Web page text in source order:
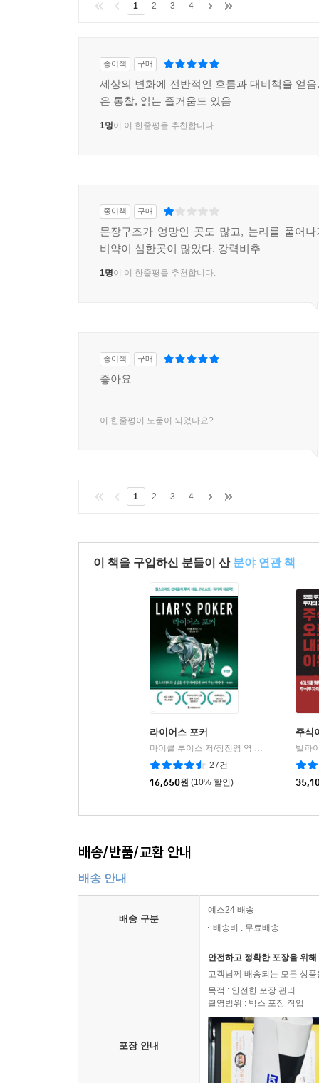
1 2 3 4
종이책 구매
세상의 변화에 전반적인 흐름과 대비책을 얻
은 통찰, 읽는 즐거움도 있음
1명이 이 한줄평을 추천합니다.
종이책 구매
문장구조가 엉망인 곳도 많고, 논리를 풀어
비약이 심한곳이 많았다. 강력비추
1명이 이 한줄평을 추천합니다.
종이책 구매
좋아요
이 한줄평이 도움이 되었나요?
1 2 3 4
이 책을 구입하신 분들이 산 분야 연관 책
라이어스 포커
마이클 루이스 저/장진영 역 | 이레미디어
27건
16,650원 (10% 할인)
주식
배송/반품/교환 안내
배송 안내
배송 구분
예스24 배송
배송비 : 무료배송
포장 안내
안전하고 정확한 포장을 위
고객님께 배송되는 모든 상
목적 : 안전한 포장 관리
촬영범위 : 박스 포장 작업